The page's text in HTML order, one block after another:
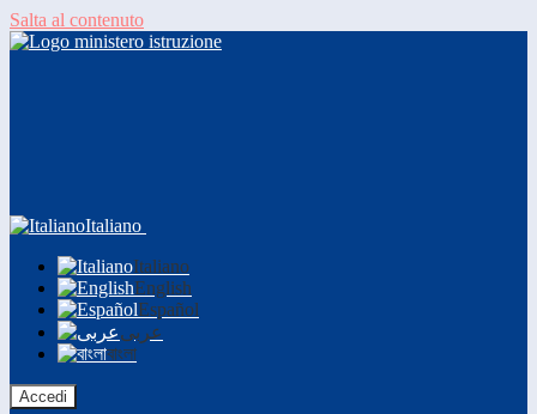
Salta al contenuto
Italiano
Italiano
English
Español
عربى
বাংলা
Accedi